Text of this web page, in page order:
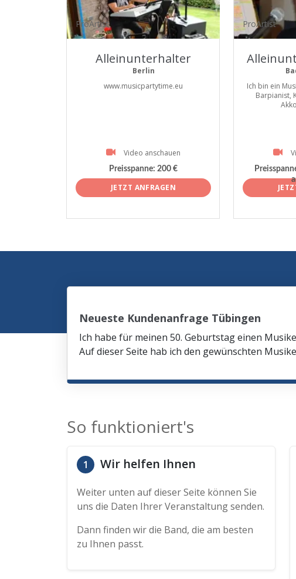
ProArtist
Alleinunterhalter
Berlin
www.musicpartytime.eu
Video anschauen
Preisspanne: 200 €
JETZT ANFRAGEN
ProArtist
Ich bin ein
Barpianist,
Neueste Kundenanfrage Tübingen
Ich habe für meinen 50. Geburtstag einen
Auf dieser Seite hab ich den gewünschten
So funktioniert's
1 Wir helfen Ihnen
Weiter unten auf dieser Seite können Sie
uns die Daten Ihrer Veranstaltung senden.
Dann finden wir die Band, die am besten
zu Ihnen passt.